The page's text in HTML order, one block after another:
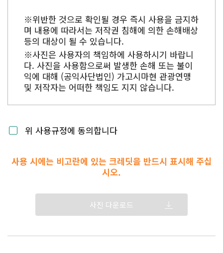
※위반한 것으로 확인될 경우 즉시 사용을 금지하
며 내용에 따라서는 저작권 침해에 의한 손해배상
등의 대상이 될 수 있습니다.
※사진은 사용자의 책임하에 사용하시기 바랍니
다. 사진을 사용함으로써 발생한 손해 또는 불이
익에 대해 (공익사단법인) 가고시마현 관광연맹
및 저작자는 어떠한 책임도 지지 않습니다.
위 사용규정에 동의합니다
사용 시에는 비고란에 있는 크레딧을 반드시 표시해 주십
시오.
사진 다운로드